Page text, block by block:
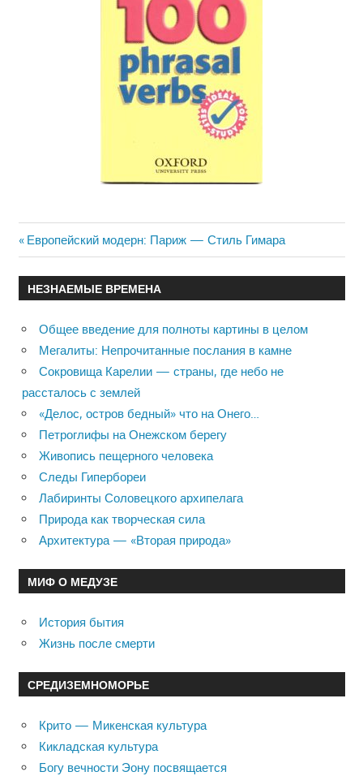
Навигация
по
записям
Previous
Post:
Европейский модерн: Париж — Стиль Гимара
НЕЗНАЕМЫЕ ВРЕМЕНА
Общее введение для полноты картины в целом
Мегалиты: Непрочитанные послания в камне
Сокровища Карелии — страны, где небо не
рассталось с землей
«Делос, остров бедный» что на Онего…
Петроглифы на Онежском берегу
Живопись пещерного человека
Следы Гипербореи
Лабиринты Соловецкого архипелага
Природа как творческая сила
Архитектура — «Вторая природа»
МИФ О МЕДУЗЕ
История бытия
Жизнь после смерти
СРЕДИЗЕМНОМОРЬЕ
Крито — Микенская культура
Кикладская культура
Богу вечности Эону посвящается